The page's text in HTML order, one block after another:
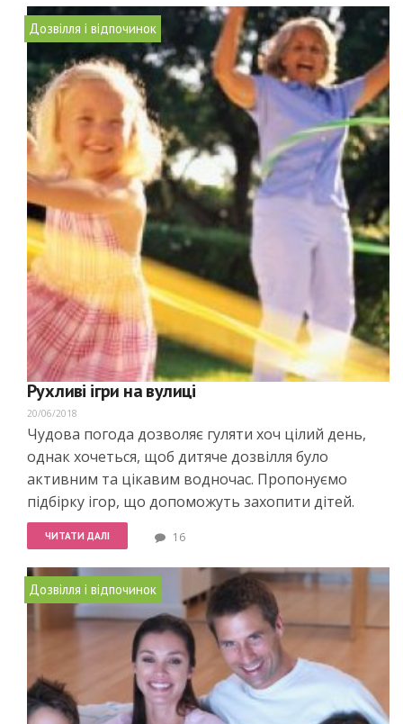
Дозвілля і відпочинок
Рухливі ігри на вулиці
20/06/2018
Чудова погода дозволяє гуляти хоч цілий день,
однак хочеться, щоб дитяче дозвілля було
активним та цікавим водночас. Пропонуємо
підбірку ігор, що допоможуть захопити дітей.
ЧИТАТИ ДАЛІ 16
Дозвілля і відпочинок